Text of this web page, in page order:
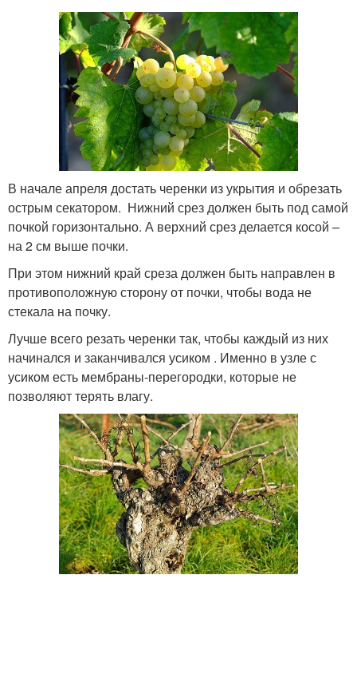
В начале апреля достать черенки из укрытия и обрезать
острым секатором. Нижний срез должен быть под самой
почкой горизонтально. А верхний срез делается косой –
на 2 см выше почки.
При этом нижний край среза должен быть направлен в
противоположную сторону от почки, чтобы вода не
стекала на почку.
Лучше всего резать черенки так, чтобы каждый из них
начинался и заканчивался усиком . Именно в узле с
усиком есть мембраны-перегородки, которые не
позволяют терять влагу.